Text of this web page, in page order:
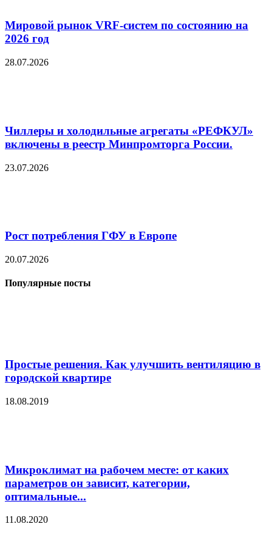
Мировой рынок VRF-систем по состоянию на
2026 год
28.07.2026
Чиллеры и холодильные агрегаты «РЕФКУЛ»
включены в реестр Минпромторга России.
23.07.2026
Рост потребления ГФУ в Европе
20.07.2026
Популярные посты
Простые решения. Как улучшить вентиляцию в
городской квартире
18.08.2019
Микроклимат на рабочем месте: от каких
параметров он зависит, категории,
оптимальные...
11.08.2020